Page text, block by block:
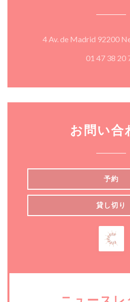
4 Av. de Madrid 92200
01 47 38 20
お問い合
予約
貸し切り